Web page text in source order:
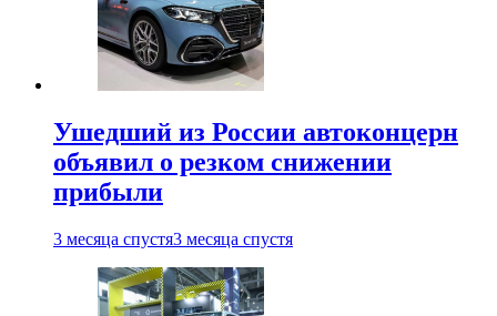
Ушедший из России автоконцерн
объявил о резком снижении
прибыли
3 месяца спустя3 месяца спустя